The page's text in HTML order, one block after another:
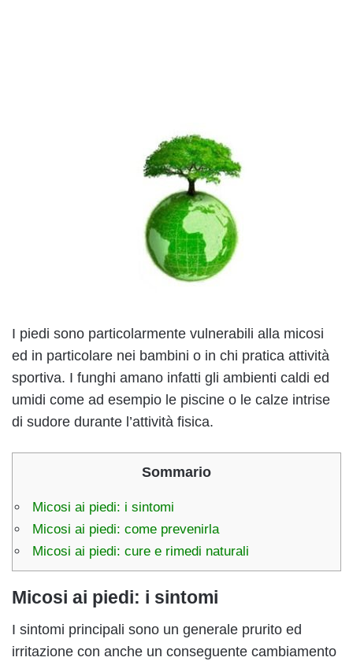
I piedi sono particolarmente vulnerabili alla micosi
ed in particolare nei bambini o in chi pratica attività
sportiva. I funghi amano infatti gli ambienti caldi ed
umidi come ad esempio le piscine o le calze intrise
di sudore durante l’attività fisica.
Sommario
Micosi ai piedi: i sintomi
Micosi ai piedi: come prevenirla
Micosi ai piedi: cure e rimedi naturali
Micosi ai piedi: i sintomi
I sintomi principali sono un generale prurito ed
irritazione con anche un conseguente cambiamento